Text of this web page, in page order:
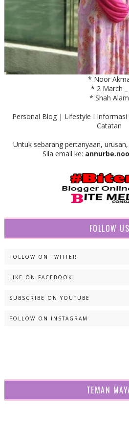
* Noor
* 2 March _
* Shah Alam
Personal Blog | Lifestyle I
Catatan
Untuk sebarang pertanyaan,
Sila email ke:
FOLLOW US
FOLLOW ON TWITTER
LIKE ON FACEBOOK
SUBSCRIBE ON YOUTUBE
FOLLOW ON INSTAGRAM
TEMAN